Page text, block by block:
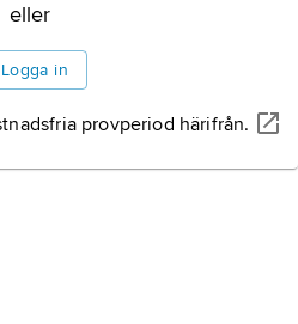
artikeln
eller
Logga in
provperiod härifrån.